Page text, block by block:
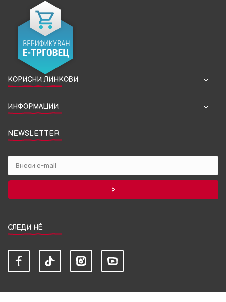
КОРИСНИ ЛИНКОВИ
ИНФОРМАЦИИ
NEWSLETTER
СЛЕДИ НЀ